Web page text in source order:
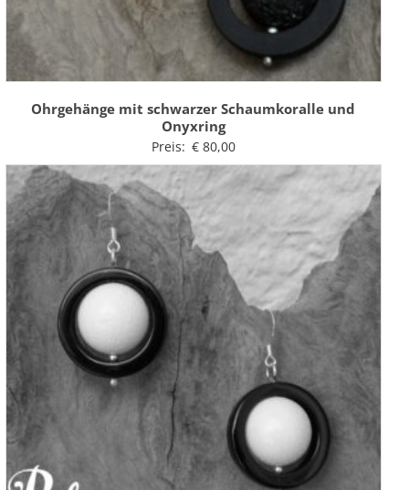
Ohrgehänge mit schwarzer Schaumkoralle und
Onyxring
Preis: €80,00